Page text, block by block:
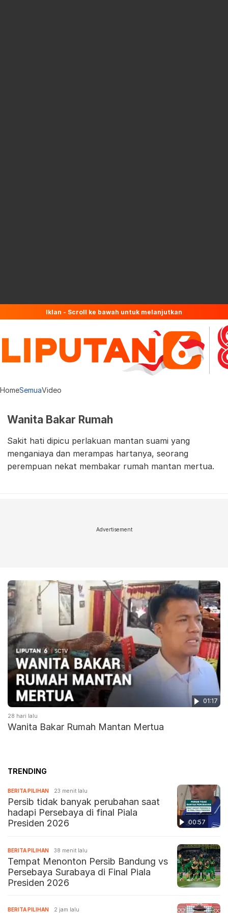
Iklan - Scroll ke bawah untuk melanjutkan
HomeSemuaVideo
Wanita Bakar Rumah
Sakit hati dipicu perlakuan mantan suami yang
menganiaya dan merampas hartanya, seorang
perempuan nekat membakar rumah mantan mertua.
Advertisement
01:17
28 hari lalu
Wanita Bakar Rumah Mantan Mertua
TRENDING
00:57
BERITA PILIHAN 23 menit lalu
Persib tidak banyak perubahan saat
hadapi Persebaya di final Piala
Presiden 2026
BERITA PILIHAN 38 menit lalu
Tempat Menonton Persib Bandung vs
Persebaya Surabaya di Final Piala
Presiden 2026
BERITA PILIHAN 2 jam lalu